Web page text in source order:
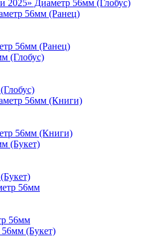
Диаметр 56мм (Глобус)
56мм (Ранец)
56мм (Книги)
56мм